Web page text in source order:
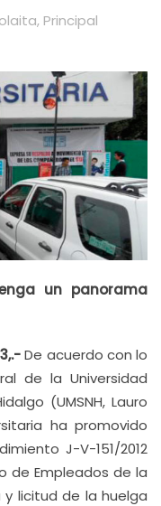
, Principal
un panorama
De acuerdo con lo
de la Universidad
(UMSNH, Lauro
ha promovido
J-V-151/2012
de Empleados de la
y licitud de la huelga